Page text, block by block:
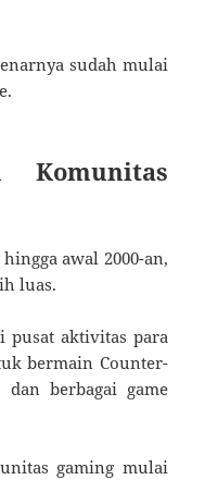
sudah mulai
awal 2000-an,
luas.
pusat aktivitas para
bermain Counter-
berbagai game
gaming mulai